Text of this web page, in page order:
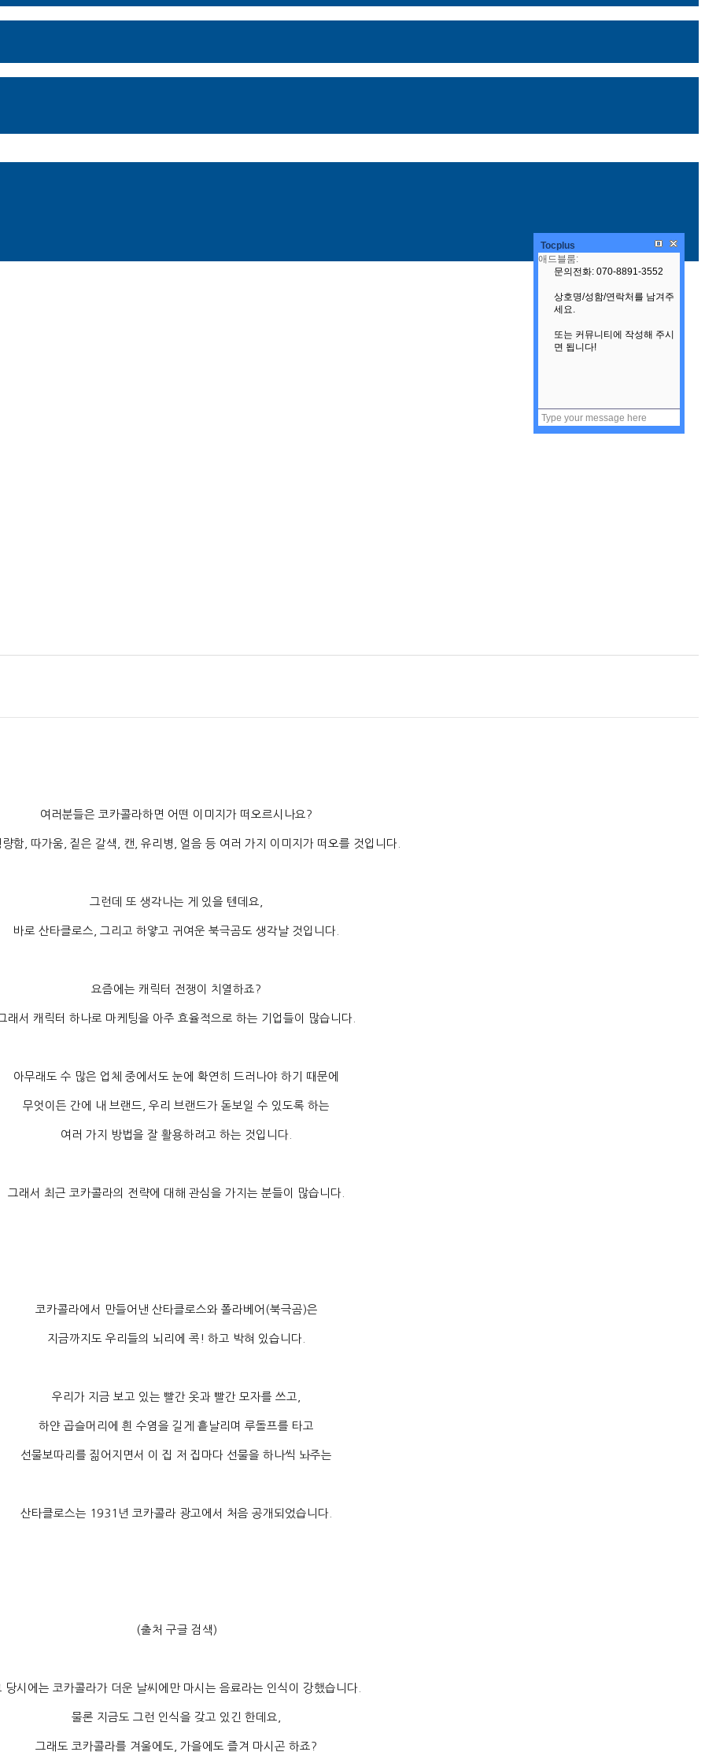
여러분들은 코카콜라하면 어떤 이미지가 떠오르시나요 ?
량함 따가움 짙은 갈색 캔 유리병 얼음 등 여러 가지 이미지가 떠오를 것입니다
그런데 또 생각나는 게 있을 텐데요
바로 산타클로스 그리고 하얗고 귀여운 북극곰도 생각날 것입니다
요즘에는 캐릭터 전쟁이 치열하죠 ?
래서 캐릭터 하나로 마케팅을 아주 효율적으로 하는 기업들이 많습니다
아무래도 수 많은 업체 중에서도 눈에 확연히 드러나야 하기 때문에
무엇이든 간에 내 브랜드 우리 브랜드가 돋보일 수 있도록 하는
여러 가지 방법을 잘 활용하려고 하는 것입니다
그래서 최근 코카콜라의 전략에 대해 관심을 가지는 분들이 많습니다
코카콜라에서 만들어낸 산타클로스와 폴라베어 (북극곰)은
지금까지도 우리들의 뇌리에 콕 ! 하고 박혀 있습니다
우리가 지금 보고 있는 빨간 옷과 빨간 모자를 쓰고
하얀 곱슬머리에 흰 수염을 길게 흩날리며 루돌프를 타고
선물보따리를 짊어지면서 이 집 저 집마다 선물을 하나씩 놔주는
산타클로스는 1931 년 코카콜라 광고에서 처음 공개되었습니다
(출처 구글 검색 )
당시에는 코카콜라가 더운 날씨에만 마시는 음료라는 인식이 강했습니다
물론 지금도 그런 인식을 갖고 있긴 한데요
그래도 코카콜라를 겨울에도 가을에도 즐겨 마시곤 하죠 ?
Tocplus